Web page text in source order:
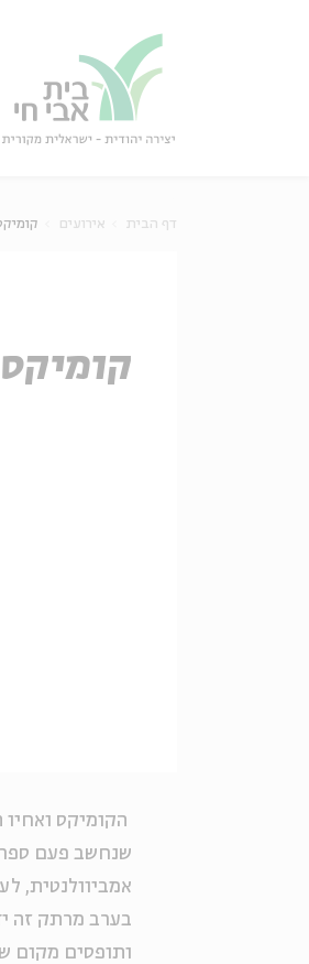
דף הבית אירועים
הקומיקס
שנחשב פעם
אמביוולנטית,
בערב מרתק זה
ותופסים מקום